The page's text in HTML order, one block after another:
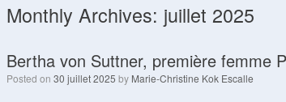
Monthly Archives: juillet 2025
Bertha von Suttner, première femme
Posted on 30 juillet 2025 by Marie-Christine Kok Escalle